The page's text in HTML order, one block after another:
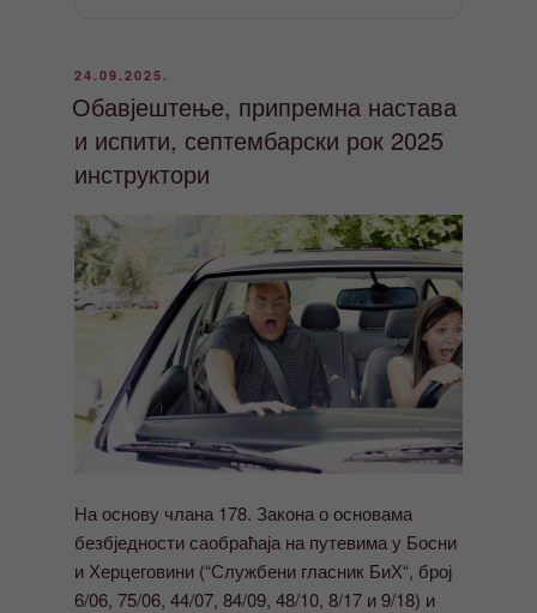
ОБЈАВЉЕНО
24.09.2025.
Обавјештење, припремна настава
и испити, септембарски рок 2025
инструктори
На основу члана 178. Закона о основама
безбједности саобраћаја на путевима у Босни
и Херцеговини (“Службени гласник БиХ“, број
6/06, 75/06, 44/07, 84/09, 48/10, 8/17 и 9/18) и